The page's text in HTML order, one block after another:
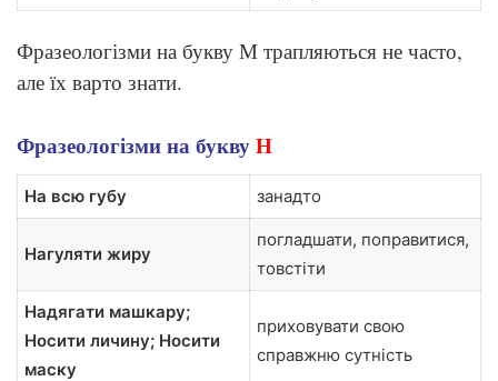
Фразеологізми на букву М трапляються не часто,
але їх варто знати.
Фразеологізми на буквуН
На всю губу занадто
Нагуляти жиру
погладшати, поправитися,
товстіти
Надягати машкару;
Носити личину; Носити
маску
приховувати свою
справжню сутність